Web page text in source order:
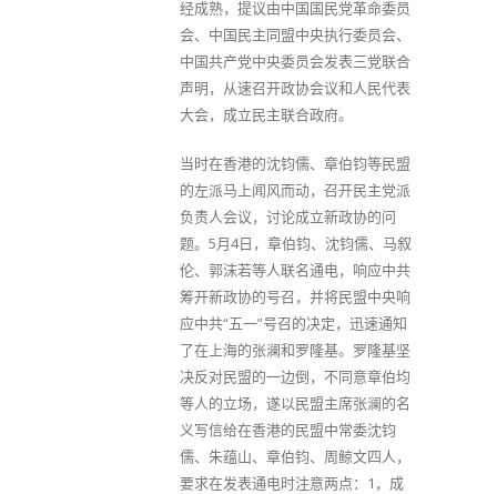
经成熟，提议由中国国民党革命委员
会、中国民主同盟中央执行委员会、
中国共产党中央委员会发表三党联合
声明，从速召开政协会议和人民代表
大会，成立民主联合政府。
当时在香港的沈钧儒、章伯钧等民盟
的左派马上闻风而动，召开民主党派
负责人会议，讨论成立新政协的问
题。5月4日，章伯钧、沈钧儒、马叙
伦、郭沫若等人联名通电，响应中共
筹开新政协的号召，并将民盟中央响
应中共“五一”号召的决定，迅速通知
了在上海的张澜和罗隆基。罗隆基坚
决反对民盟的一边倒，不同意章伯均
等人的立场，遂以民盟主席张澜的名
义写信给在香港的民盟中常委沈钧
儒、朱蕴山、章伯钧、周鲸文四人，
要求在发表通电时注意两点：1，成